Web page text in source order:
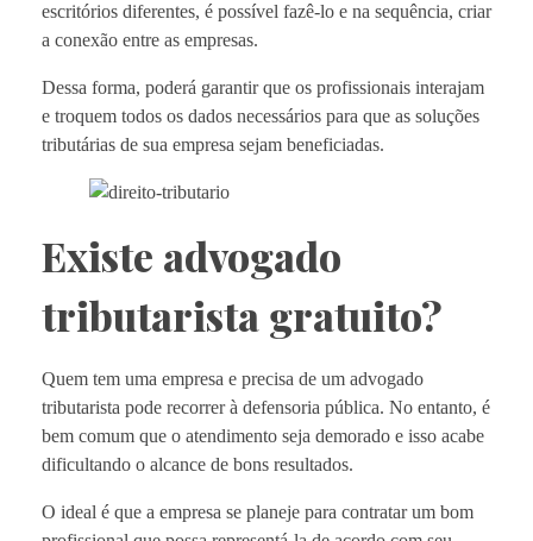
escritórios diferentes, é possível fazê-lo e na sequência, criar
a conexão entre as empresas.
Dessa forma, poderá garantir que os profissionais interajam
e troquem todos os dados necessários para que as soluções
tributárias de sua empresa sejam beneficiadas.
Existe advogado
tributarista gratuito?
Quem tem uma empresa e precisa de um advogado
tributarista pode recorrer à defensoria pública. No entanto, é
bem comum que o atendimento seja demorado e isso acabe
dificultando o alcance de bons resultados.
O ideal é que a empresa se planeje para contratar um bom